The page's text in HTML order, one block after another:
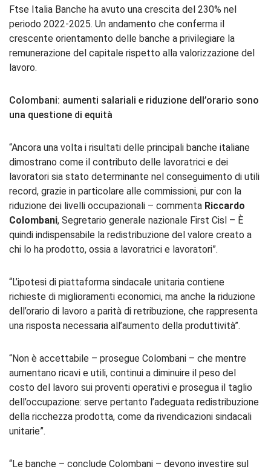
Ftse Italia Banche ha avuto una crescita del 230% nel
periodo 2022-2025. Un andamento che conferma il
crescente orientamento delle banche a privilegiare la
remunerazione del capitale rispetto alla valorizzazione del
lavoro.
Colombani: aumenti salariali e riduzione dell’orario sono
una questione di equità
“Ancora una volta i risultati delle principali banche italiane
dimostrano come il contributo delle lavoratrici e dei
lavoratori sia stato determinante nel conseguimento di utili
record, grazie in particolare alle commissioni, pur con la
riduzione dei livelli occupazionali – commenta Riccardo
Colombani, Segretario generale nazionale First Cisl – È
quindi indispensabile la redistribuzione del valore creato a
chi lo ha prodotto, ossia a lavoratrici e lavoratori”.
“L’ipotesi di piattaforma sindacale unitaria contiene
richieste di miglioramenti economici, ma anche la riduzione
dell’orario di lavoro a parità di retribuzione, che rappresenta
una risposta necessaria all’aumento della produttività”.
“Non è accettabile – prosegue Colombani – che mentre
aumentano ricavi e utili, continui a diminuire il peso del
costo del lavoro sui proventi operativi e prosegua il taglio
dell’occupazione: serve pertanto l’adeguata redistribuzione
della ricchezza prodotta, come da rivendicazioni sindacali
unitarie”.
“Le banche – conclude Colombani – devono investire sul